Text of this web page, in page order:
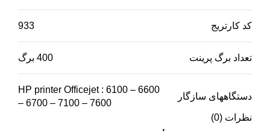
کد کارتریج 933
تعداد برگ پرینت 400 برگ
دستگاههای سازگار
HP printer Officejet : 6100 – 6600
– 6700 – 7100 – 7600
نظرات (0)